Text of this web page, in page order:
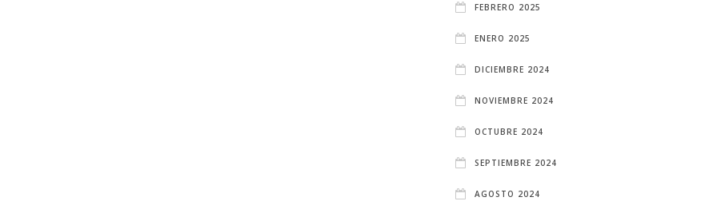
FEBRERO 2025
ENERO 2025
DICIEMBRE 2024
NOVIEMBRE 2024
OCTUBRE 2024
SEPTIEMBRE 2024
AGOSTO 2024